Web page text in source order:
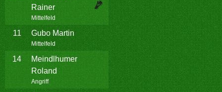
Rainer
Mittelfeld
11 Gubo Martin
Mittelfeld
14
Meindlhumer
Roland
Angriff